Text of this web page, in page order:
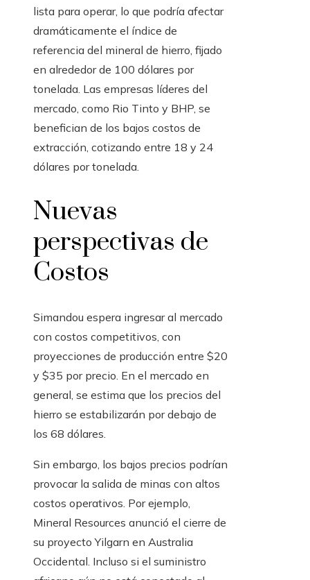
lista para operar, lo que podría afectar
dramáticamente el índice de
referencia del mineral de hierro, fijado
en alrededor de 100 dólares por
tonelada. Las empresas líderes del
mercado, como Rio Tinto y BHP, se
benefician de los bajos costos de
extracción, cotizando entre 18 y 24
dólares por tonelada.
Nuevas
perspectivas de
Costos
Simandou espera ingresar al mercado
con costos competitivos, con
proyecciones de producción entre $20
y $35 por precio. En el mercado en
general, se estima que los precios del
hierro se estabilizarán por debajo de
los 68 dólares.
Sin embargo, los bajos precios podrían
provocar la salida de minas con altos
costos operativos. Por ejemplo,
Mineral Resources anunció el cierre de
su proyecto Yilgarn en Australia
Occidental. Incluso si el suministro